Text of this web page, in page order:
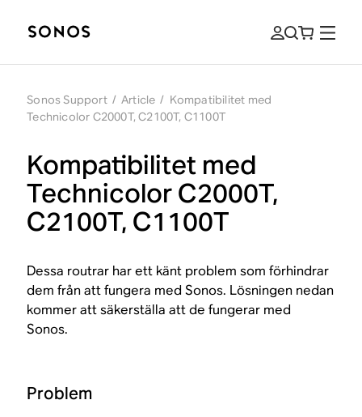
Sonos Support / Article / Kompatibilitet med
Technicolor C2000T, C2100T, C1100T
Kompatibilitet med
Technicolor C2000T,
C2100T, C1100T
Dessa routrar har ett känt problem som förhindrar
dem från att fungera med Sonos. Lösningen nedan
kommer att säkerställa att de fungerar med
Sonos.
Problem